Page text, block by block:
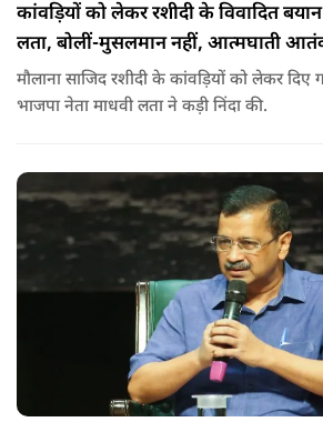
कांवड़ियों को लेकर रशीदी के विवादित
लता, बोलीं-मुसलमान नहीं, आत्मघाती
मौलाना साजिद रशीदी के कांवड़ियों को लेकर दिए
भाजपा नेता माधवी लता ने कड़ी निंदा की.